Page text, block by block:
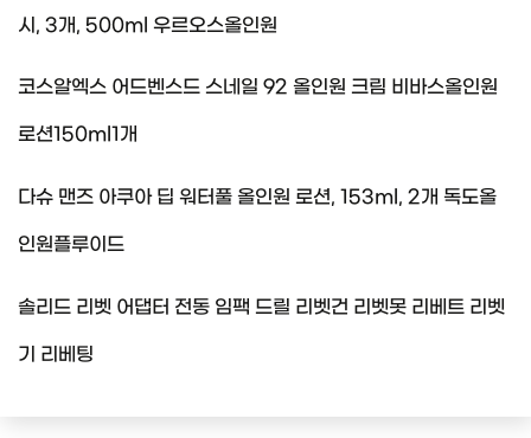
시, 3개, 500ml 우르오스올인원
코스알엑스 어드벤스드 스네일 92 올인원 크림 비바스올인원
로션150ml1개
다슈 맨즈 아쿠아 딥 워터풀 올인원 로션, 153ml, 2개 독도올
인원플루이드
솔리드 리벳 어댑터 전동 임팩 드릴 리벳건 리벳못 리베트 리벳
기 리베팅